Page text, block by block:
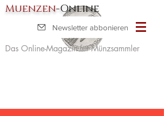
Muenzen-Online
Das Online-Magazin für Münzsammler
Newsletter abbonieren